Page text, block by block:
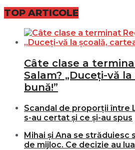
TOP ARTICOLE
Câte clase a
Salam? „Duceți-vă
bună!”
Scandal de proporții între
s-au certat și ce și-au spus
Mihai și Ana se străduiesc
de mijloc. Ce decizie au